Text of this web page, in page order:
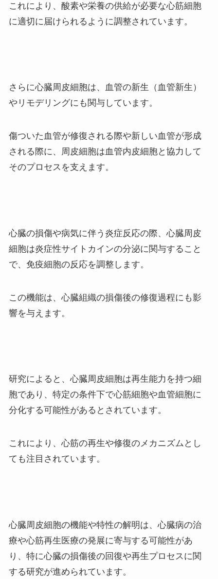
これにより、酸素や栄養の供給が必要な心筋細胞
に適切に届けられるように調整されています。
さらに心臓周皮細胞は、血管の新生（血管新生）
やリモデリングにも関与しています。
傷ついた血管が修復される際や新しい血管が形成
される際に、周皮細胞は血管内皮細胞と協力して
そのプロセスを支えます。
心臓の損傷や病気に伴う炎症反応の際、心臓周皮
細胞は炎症性サイトカインの分泌に関与すること
で、免疫細胞の反応を調整します。
この機能は、心臓組織の損傷後の修復過程にも影
響を与えます。
研究によると、心臓周皮細胞は再生能力を持つ細
胞であり、特定の条件下で心筋細胞や血管細胞に
分化する可能性があるとされています。
これにより、心筋の再生や修復のメカニズムとし
ても注目されています。
心臓周皮細胞の機能や特性の解明は、心臓病の治
療や心筋再生医療の発展に寄与する可能性があ
り、特に心臓の損傷後の回復や再生プロセスに関
する研究が進められています。